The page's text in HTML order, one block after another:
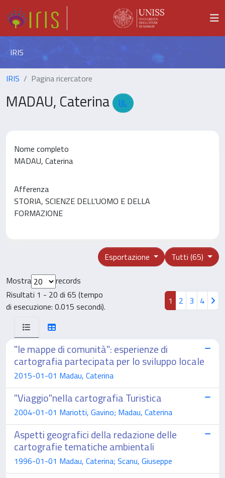
IRIS
IRIS Pagina ricercatore
MADAU, Caterina
Nome completo
MADAU, Caterina
Afferenza
STORIA, SCIENZE DELL'UOMO E DELLA
FORMAZIONE
Tutti (65)
Esportazione
Mostra
records
Risultati 1 - 20 di 65 (tempo
di esecuzione: 0.015 secondi).
1 2 3 4
"le mappe di comunità": esperienze di
cartografia partecipata per lo sviluppo locale
2015-01-01 Madau, Caterina
"Viaggio"nella cartografia Turistica
2004-01-01 Mariotti, Gavino; Madau, Caterina
Aspetti geografici della redazione delle
cartografie tematiche ambientali
1996-01-01 Madau, Caterina; Scanu, Giuseppe